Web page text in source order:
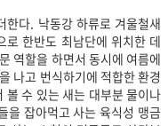
한다. 낙동강 하류로 겨울철새
로 한반도 최남단에 위치한 데
역할을 하면서 동시에 여름에
나고 번식하기에 적합한 환경
볼 수 있는 새는 대부분 물이나
을 잡아먹고 사는 육식성 맹금